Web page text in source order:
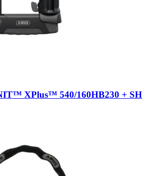
XPlus™ 540/160HB230 + SH